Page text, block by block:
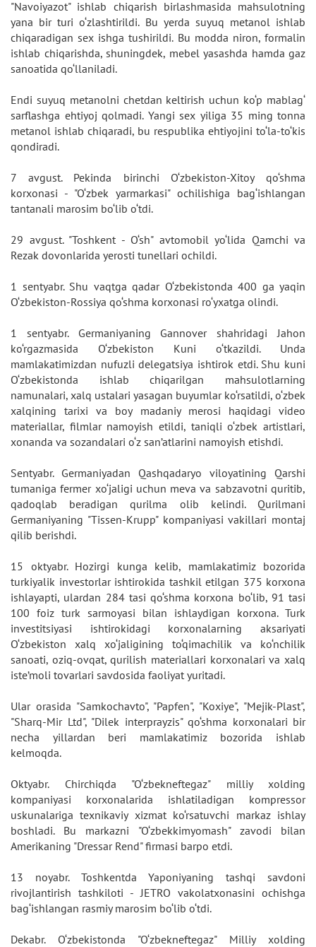
"Navoiyazot" ishlab chiqarish birlashmasida mahsulotning
yana bir turi o‘zlashtirildi. Bu yerda suyuq metanol ishlab
chiqaradigan sex ishga tushirildi. Bu modda niron, formalin
ishlab chiqarishda, shuningdek, mebel yasashda hamda gaz
sanoatida qo‘llaniladi.
Endi suyuq metanolni chetdan keltirish uchun ko‘p mablag‘
sarflashga ehtiyoj qolmadi. Yangi sex yiliga 35 ming tonna
metanol ishlab chiqaradi, bu respublika ehtiyojini to‘la-to‘kis
qondiradi.
7 avgust. Pekinda birinchi O‘zbekiston-Xitoy qo‘shma
korxonasi - "O‘zbek yarmarkasi" ochilishiga bag‘ishlangan
tantanali marosim bo‘lib o‘tdi.
29 avgust. "Toshkent - O‘sh" avtomobil yo‘lida Qamchi va
Rezak dovonlarida yerosti tunellari ochildi.
1 sentyabr. Shu vaqtga qadar O‘zbekistonda 400 ga yaqin
O‘zbekiston-Rossiya qo‘shma korxonasi ro‘yxatga olindi.
1 sentyabr. Germaniyaning Gannover shahridagi Jahon
ko‘rgazmasida O‘zbekiston Kuni o‘tkazildi. Unda
mamlakatimizdan nufuzli delegatsiya ishtirok etdi. Shu kuni
O‘zbekistonda ishlab chiqarilgan mahsulotlarning
namunalari, xalq ustalari yasagan buyumlar ko‘rsatildi, o‘zbek
xalqining tarixi va boy madaniy merosi haqidagi video
materiallar, filmlar namoyish etildi, taniqli o‘zbek artistlari,
xonanda va sozandalari o‘z san’atlarini namoyish etishdi.
Sentyabr. Germaniyadan Qashqadaryo viloyatining Qarshi
tumaniga fermer xo‘jaligi uchun meva va sabzavotni quritib,
qadoqlab beradigan qurilma olib kelindi. Qurilmani
Germaniyaning "Tissen-Krupp" kompaniyasi vakillari montaj
qilib berishdi.
15 oktyabr. Hozirgi kunga kelib, mamlakatimiz bozorida
turkiyalik investorlar ishtirokida tashkil etilgan 375 korxona
ishlayapti, ulardan 284 tasi qo‘shma korxona bo‘lib, 91 tasi
100 foiz turk sarmoyasi bilan ishlaydigan korxona. Turk
investitsiyasi ishtirokidagi korxonalarning aksariyati
O‘zbekiston xalq xo‘jaligining to‘qimachilik va ko‘nchilik
sanoati, oziq-ovqat, qurilish materiallari korxonalari va xalq
iste’moli tovarlari savdosida faoliyat yuritadi.
Ular orasida "Samkochavto", "Papfen", "Koxiye", "Mejik-Plast",
"Sharq-Mir Ltd", "Dilek interprayzis" qo‘shma korxonalari bir
necha yillardan beri mamlakatimiz bozorida ishlab
kelmoqda.
Oktyabr. Chirchiqda "O‘zbekneftegaz" milliy xolding
kompaniyasi korxonalarida ishlatiladigan kompressor
uskunalariga texnikaviy xizmat ko‘rsatuvchi markaz ishlay
boshladi. Bu markazni "O‘zbekkimyomash" zavodi bilan
Amerikaning "Dressar Rend" firmasi barpo etdi.
13 noyabr. Toshkentda Yaponiyaning tashqi savdoni
rivojlantirish tashkiloti - JETRO vakolatxonasini ochishga
bag‘ishlangan rasmiy marosim bo‘lib o‘tdi.
Dekabr. O‘zbekistonda "O‘zbekneftegaz" Milliy xolding